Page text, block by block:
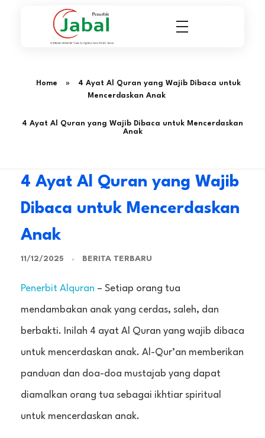
Home »
4 Ayat Al Quran yang Wajib Dibaca untuk
Mencerdaskan Anak
4 Ayat Al Quran yang Wajib Dibaca untuk Mencerdaskan
Anak
4 Ayat Al Quran yang Wajib
Dibaca untuk Mencerdaskan
Anak
11/12/2025 BERITA TERBARU
Penerbit Alquran – Setiap orang tua
mendambakan anak yang cerdas, saleh, dan
berbakti. Inilah 4 ayat Al Quran yang wajib dibaca
untuk mencerdaskan anak. Al-Qur’an memberikan
panduan dan doa-doa mustajab yang dapat
diamalkan orang tua sebagai ikhtiar spiritual
untuk mencerdaskan anak.